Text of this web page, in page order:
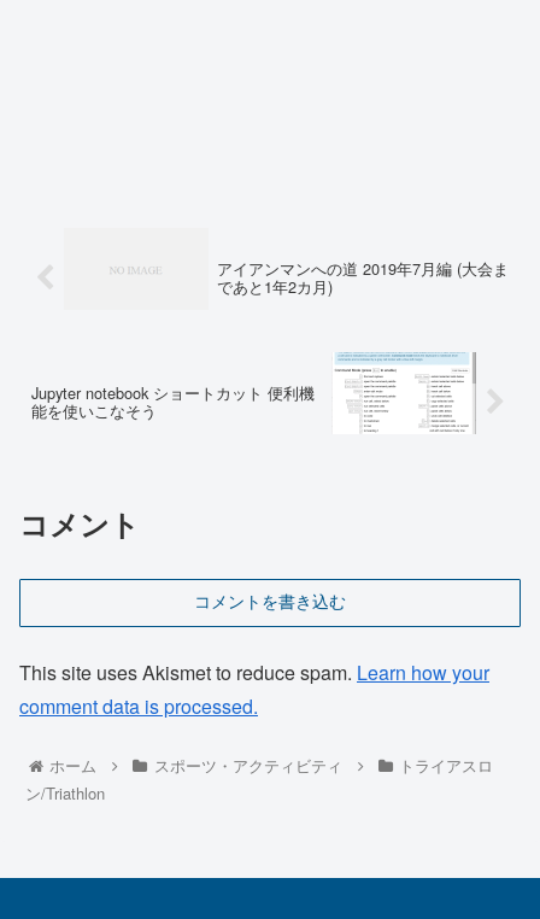
アイアンマンへの道 2019年7月編 (大会ま
であと1年2カ月)
Jupyter notebook ショートカット 便利機
能を使いこなそう
コメント
コメントを書き込む
This site uses Akismet to reduce spam. Learn how your
comment data is processed.
ホーム スポーツ・アクティビティ
トライアスロ
ン/Triathlon